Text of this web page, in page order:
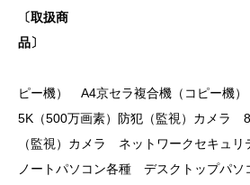
〔取扱商
品〕
A3京セラ複
ピー機） A4京セラ複合機（コピー機
5K（500万画素）防犯（監視）カメラ
（監視）カメラ ネットワークセキ
ノートパソコン各種 デスクトップパ